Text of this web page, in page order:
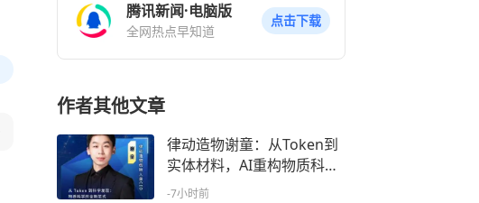
腾讯新闻·电脑版
全网热点早知道
点击下载
作者其他文章
律动造物谢童：从Token到
实体材料，AI重构物质科学
研发范式
-7小时前